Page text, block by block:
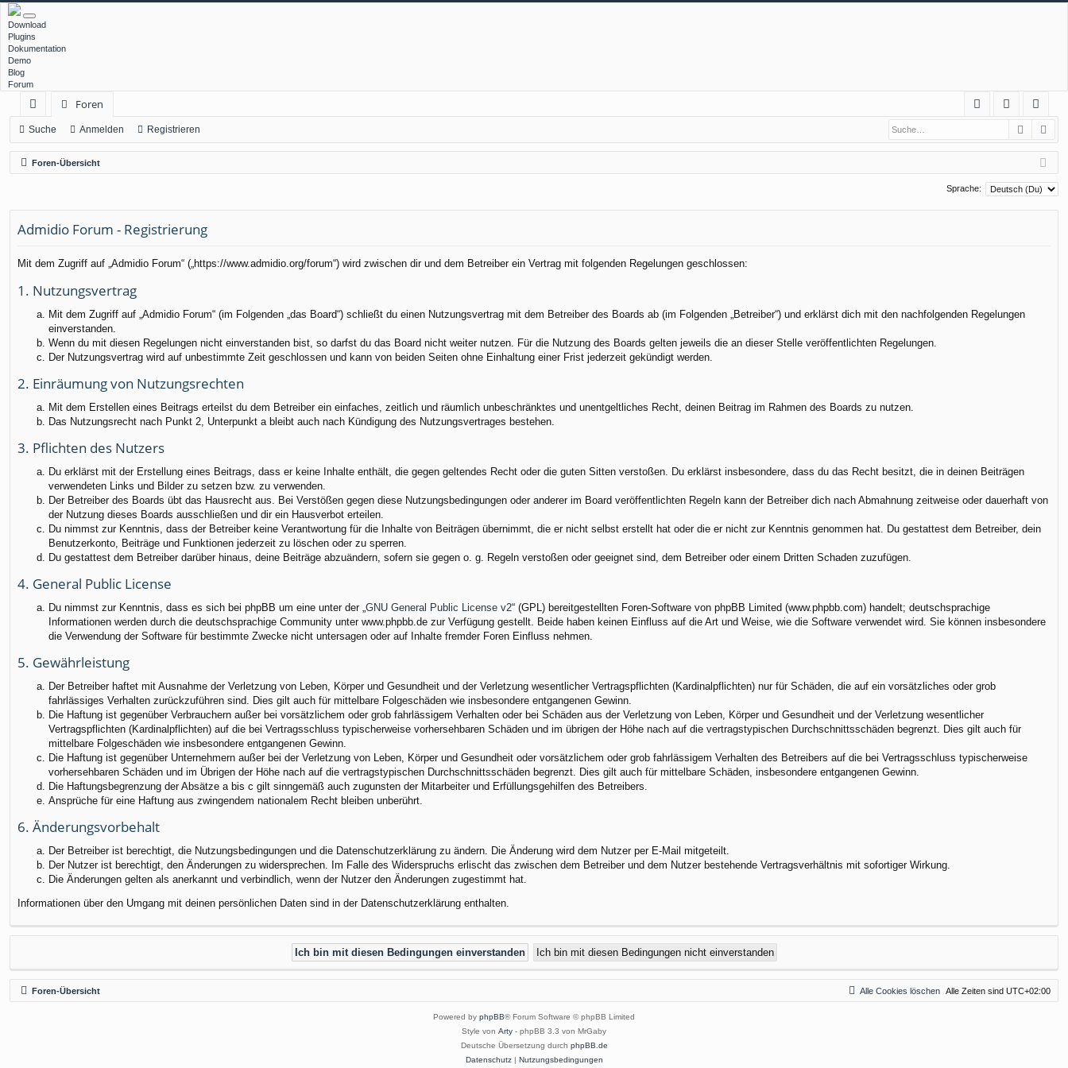
Download
Plugins
Dokumentation
Demo
Blog
Forum
ch
ne
llz
rif
Foren
Q
m
el
eg
ist
rie
Suche Anmelden Registrieren Suche
Foren-Übersicht
Sprache:
Admidio Forum - Registrierung
Mit dem Zugriff auf „Admidio Forum“ („https://www.admidio.org/forum“) wird zwischen dir und dem Betreiber ein Vertrag mit folgenden Regelungen geschlossen:
1. Nutzungsvertrag
Mit dem Zugriff auf „Admidio Forum“ (im Folgenden „das Board“) schließt du einen Nutzungsvertrag mit dem Betreiber des Boards ab (im Folgenden „Betreiber“) und erklärst dich mit den nachfolgenden Regelungen
einverstanden.
Wenn du mit diesen Regelungen nicht einverstanden bist, so darfst du das Board nicht weiter nutzen. Für die Nutzung des Boards gelten jeweils die an dieser Stelle veröffentlichten Regelungen.
Der Nutzungsvertrag wird auf unbestimmte Zeit geschlossen und kann von beiden Seiten ohne Einhaltung einer Frist jederzeit gekündigt werden.
2. Einräumung von Nutzungsrechten
Mit dem Erstellen eines Beitrags erteilst du dem Betreiber ein einfaches, zeitlich und räumlich unbeschränktes und unentgeltliches Recht, deinen Beitrag im Rahmen des Boards zu nutzen.
Das Nutzungsrecht nach Punkt 2, Unterpunkt a bleibt auch nach Kündigung des Nutzungsvertrages bestehen.
3. Pflichten des Nutzers
Du erklärst mit der Erstellung eines Beitrags, dass er keine Inhalte enthält, die gegen geltendes Recht oder die guten Sitten verstoßen. Du erklärst insbesondere, dass du das Recht besitzt, die in deinen Beiträgen
verwendeten Links und Bilder zu setzen bzw. zu verwenden.
Der Betreiber des Boards übt das Hausrecht aus. Bei Verstößen gegen diese Nutzungsbedingungen oder anderer im Board veröffentlichten Regeln kann der Betreiber dich nach Abmahnung zeitweise oder dauerhaft von
der Nutzung dieses Boards ausschließen und dir ein Hausverbot erteilen.
Du nimmst zur Kenntnis, dass der Betreiber keine Verantwortung für die Inhalte von Beiträgen übernimmt, die er nicht selbst erstellt hat oder die er nicht zur Kenntnis genommen hat. Du gestattest dem Betreiber, dein
Benutzerkonto, Beiträge und Funktionen jederzeit zu löschen oder zu sperren.
Du gestattest dem Betreiber darüber hinaus, deine Beiträge abzuändern, sofern sie gegen o. g. Regeln verstoßen oder geeignet sind, dem Betreiber oder einem Dritten Schaden zuzufügen.
4. General Public License
Du nimmst zur Kenntnis, dass es sich bei phpBB um eine unter der „GNU General Public License v2“ (GPL) bereitgestellten Foren-Software von phpBB Limited (www.phpbb.com) handelt; deutschsprachige
Informationen werden durch die deutschsprachige Community unter www.phpbb.de zur Verfügung gestellt. Beide haben keinen Einfluss auf die Art und Weise, wie die Software verwendet wird. Sie können insbesondere
die Verwendung der Software für bestimmte Zwecke nicht untersagen oder auf Inhalte fremder Foren Einfluss nehmen.
5. Gewährleistung
Der Betreiber haftet mit Ausnahme der Verletzung von Leben, Körper und Gesundheit und der Verletzung wesentlicher Vertragspflichten (Kardinalpflichten) nur für Schäden, die auf ein vorsätzliches oder grob
fahrlässiges Verhalten zurückzuführen sind. Dies gilt auch für mittelbare Folgeschäden wie insbesondere entgangenen Gewinn.
Die Haftung ist gegenüber Verbrauchern außer bei vorsätzlichem oder grob fahrlässigem Verhalten oder bei Schäden aus der Verletzung von Leben, Körper und Gesundheit und der Verletzung wesentlicher
Vertragspflichten (Kardinalpflichten) auf die bei Vertragsschluss typischerweise vorhersehbaren Schäden und im übrigen der Höhe nach auf die vertragstypischen Durchschnittsschäden begrenzt. Dies gilt auch für
mittelbare Folgeschäden wie insbesondere entgangenen Gewinn.
Die Haftung ist gegenüber Unternehmern außer bei der Verletzung von Leben, Körper und Gesundheit oder vorsätzlichem oder grob fahrlässigem Verhalten des Betreibers auf die bei Vertragsschluss typischerweise
vorhersehbaren Schäden und im Übrigen der Höhe nach auf die vertragstypischen Durchschnittsschäden begrenzt. Dies gilt auch für mittelbare Schäden, insbesondere entgangenen Gewinn.
Die Haftungsbegrenzung der Absätze a bis c gilt sinngemäß auch zugunsten der Mitarbeiter und Erfüllungsgehilfen des Betreibers.
Ansprüche für eine Haftung aus zwingendem nationalem Recht bleiben unberührt.
6. Änderungsvorbehalt
Der Betreiber ist berechtigt, die Nutzungsbedingungen und die Datenschutzerklärung zu ändern. Die Änderung wird dem Nutzer per E-Mail mitgeteilt.
Der Nutzer ist berechtigt, den Änderungen zu widersprechen. Im Falle des Widerspruchs erlischt das zwischen dem Betreiber und dem Nutzer bestehende Vertragsverhältnis mit sofortiger Wirkung.
Die Änderungen gelten als anerkannt und verbindlich, wenn der Nutzer den Änderungen zugestimmt hat.
Informationen über den Umgang mit deinen persönlichen Daten sind in der Datenschutzerklärung enthalten.
Foren-Übersicht Alle Zeiten sind UTC+02:00
Alle Cookies löschen
Powered by phpBB® Forum Software © phpBB Limited
Style von Arty - phpBB 3.3 von MrGaby
Deutsche Übersetzung durch phpBB.de
Datenschutz| Nutzungsbedingungen